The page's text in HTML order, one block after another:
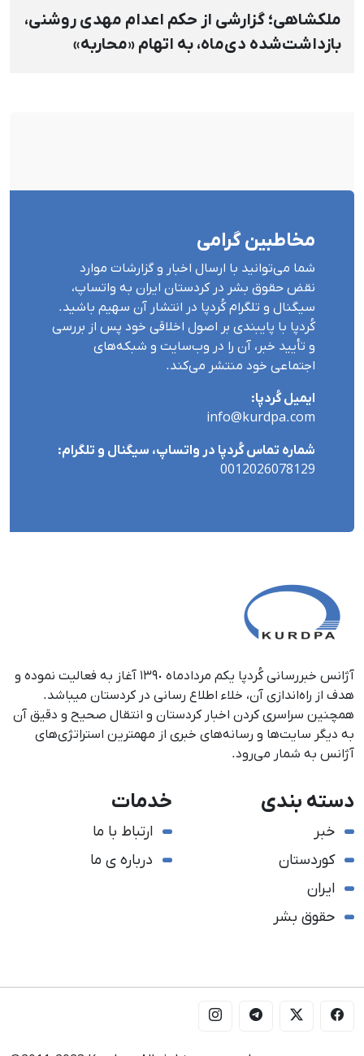
ملکشاهی؛ گزارشی از حکم اعدام مهدی روشنی،
بازداشت‌شده دی‌ماه، به اتهام «محاربه»
مخاطبین گرامی
شما می‌توانید با ارسال اخبار و گزارشات موارد
نقض حقوق بشر در کردستان ایران بە واتساپ،
سیگنال و تلگرام کُردپا در انتشار آن سهیم باشید.
کُردپا با پایبندی بر اصول اخلاقی خود پس از بررسی
و تأیید خبر، آن را در وب‌سایت و شبکه‌های
اجتماعی خود منتشر می‌کند.
ایمیل کُردپا:
info@kurdpa.com
شماره تماس کُردپا در واتساپ، سیگنال و تلگرام:
0012026078129
آژانس خبررسانی کُردپا یکم مردادماه ١٣٩٠ آغاز به فعالیت نموده و
هدف از راه‌اندازی آن، خلاء اطلاع رسانی در کردستان می‎باشد.
همچنین سراسری کردن اخبار کردستان و انتقال صحیح و دقیق آن
به دیگر سایت‌ها و رسانه‌های خبری از مهمترین استراتژی‌های
آژانس به شمار می‌رود.
دسته بندی
خبر
کوردستان
ایران
حقوق بشر
خدمات
ارتباط با ما
درباره ی ما